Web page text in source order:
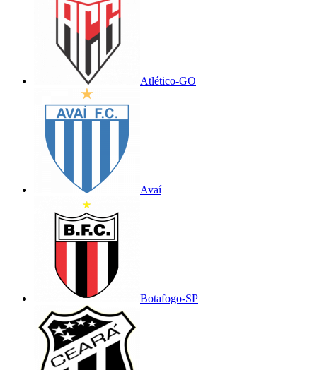
Atlético-GO
Avaí
Botafogo-SP